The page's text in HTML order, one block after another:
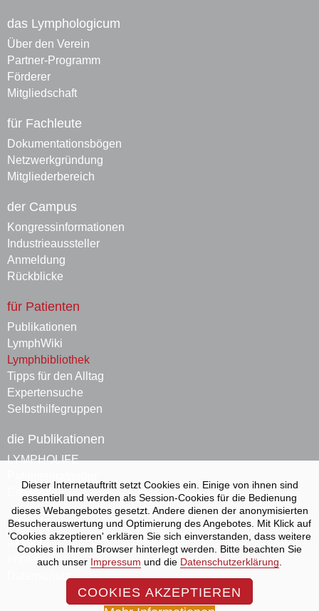
das Lymphologicum
Über den Verein
Partner-Programm
Förderer
Mitgliedschaft
für Fachleute
Dokumentationsbögen
Netzwerkgründung
Mitgliederbereich
der Campus
Kongressinformationen
Industrieaussteller
Anmeldung
Rückblicke
für Patienten
Publikationen
LymphWiki
Lymphbibliothek
Tipps für den Alltag
Expertensuche
Selbsthilfegruppen
die Publikationen
LYMPHOLIFE
Erklärvideo
Kontakt
Aktuell
Impressum
Datenschutz
Dieser Internetauftritt setzt Cookies ein. Einige von ihnen sind
essentiell und werden als Session-Cookies für die Bedienung
dieses Webangebotes gesetzt. Andere dienen der anonymisierten
Besucherauswertung und Optimierung des Angebotes. Mit Klick auf
'Cookies akzeptieren' erklären Sie sich einverstanden, dass weitere
Cookies in Ihrem Browser hinterlegt werden. Bitte beachten Sie
auch unser Impressum und die Datenschutzerklärung
COOKIES AKZEPTIEREN